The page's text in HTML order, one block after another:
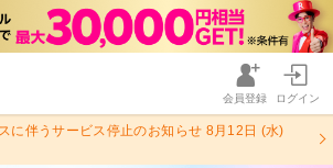
会員登録 ログイン
に伴うサービス停止のお知らせ 8月12日 (水)